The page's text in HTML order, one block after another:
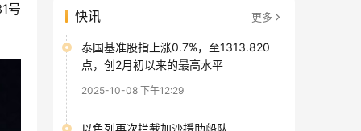
号 快讯 更多
泰国基准股指上涨0.7%，至1313.820
点，创2月初以来的最高水平
2025-10-08 下午12:29